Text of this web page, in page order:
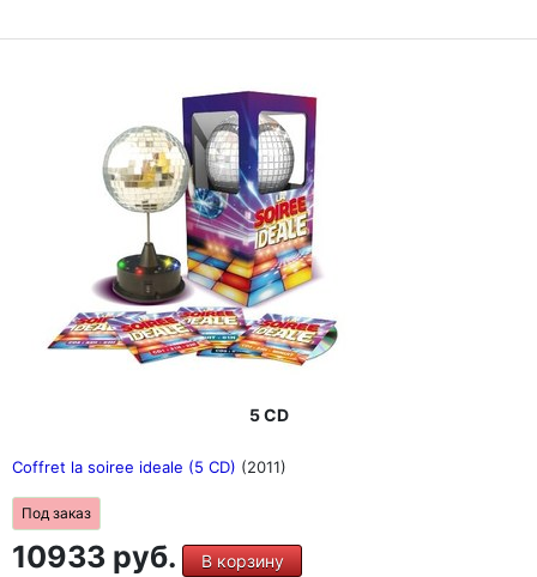
5 CD
Coffret la soiree ideale (5 CD) (2011)
Под заказ
10933 руб. В корзину